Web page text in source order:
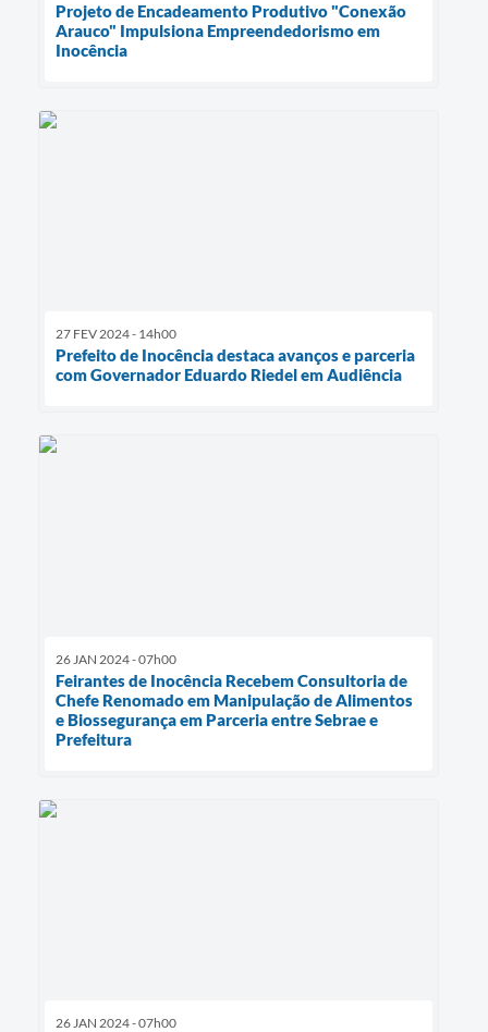
Projeto de Encadeamento Produtivo "Conexão
Arauco" Impulsiona Empreendedorismo em
Inocência
27 FEV 2024 - 14h00
Prefeito de Inocência destaca avanços e parceria
com Governador Eduardo Riedel em Audiência
26 JAN 2024 - 07h00
Feirantes de Inocência Recebem Consultoria de
Chefe Renomado em Manipulação de Alimentos
e Biossegurança em Parceria entre Sebrae e
Prefeitura
26 JAN 2024 - 07h00